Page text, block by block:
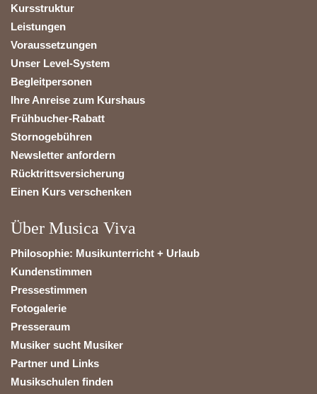
Kursstruktur
Leistungen
Voraussetzungen
Unser Level-System
Begleitpersonen
Ihre Anreise zum Kurshaus
Frühbucher-Rabatt
Stornogebühren
Newsletter anfordern
Rücktrittsversicherung
Einen Kurs verschenken
Über Musica Viva
Philosophie: Musikunterricht + Urlaub
Kundenstimmen
Pressestimmen
Fotogalerie
Presseraum
Musiker sucht Musiker
Partner und Links
Musikschulen finden